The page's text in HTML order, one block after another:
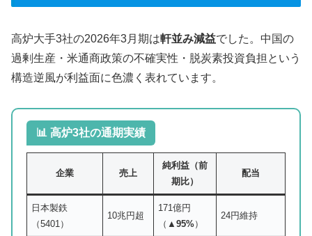
高炉大手3社の2026年3月期は軒並み減益でした。中国の
過剰生産・米通商政策の不確実性・脱炭素投資負担という
構造逆風が利益面に色濃く表れています。
📊 高炉3社の通期実績
企業 売上
純利益（前
期比）
配当
日本製鉄
（5401）
10兆円超
171億円
（ ▲95%）
24円維持